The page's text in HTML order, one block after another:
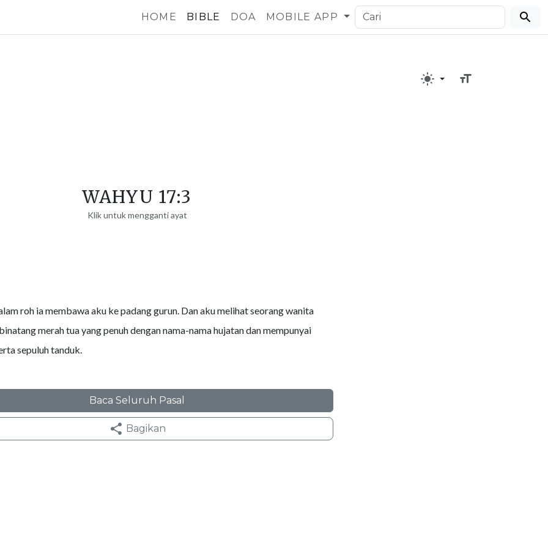
HOME BIBLE DOA MOBILE APP
WAHYU 17:3
Klik untuk mengganti ayat
roh ia membawa aku ke padang gurun. Dan aku melihat seorang wanita
merah tua yang penuh dengan nama-nama hujatan dan mempunyai
sepuluh tanduk.
Baca Seluruh Pasal
Bagikan